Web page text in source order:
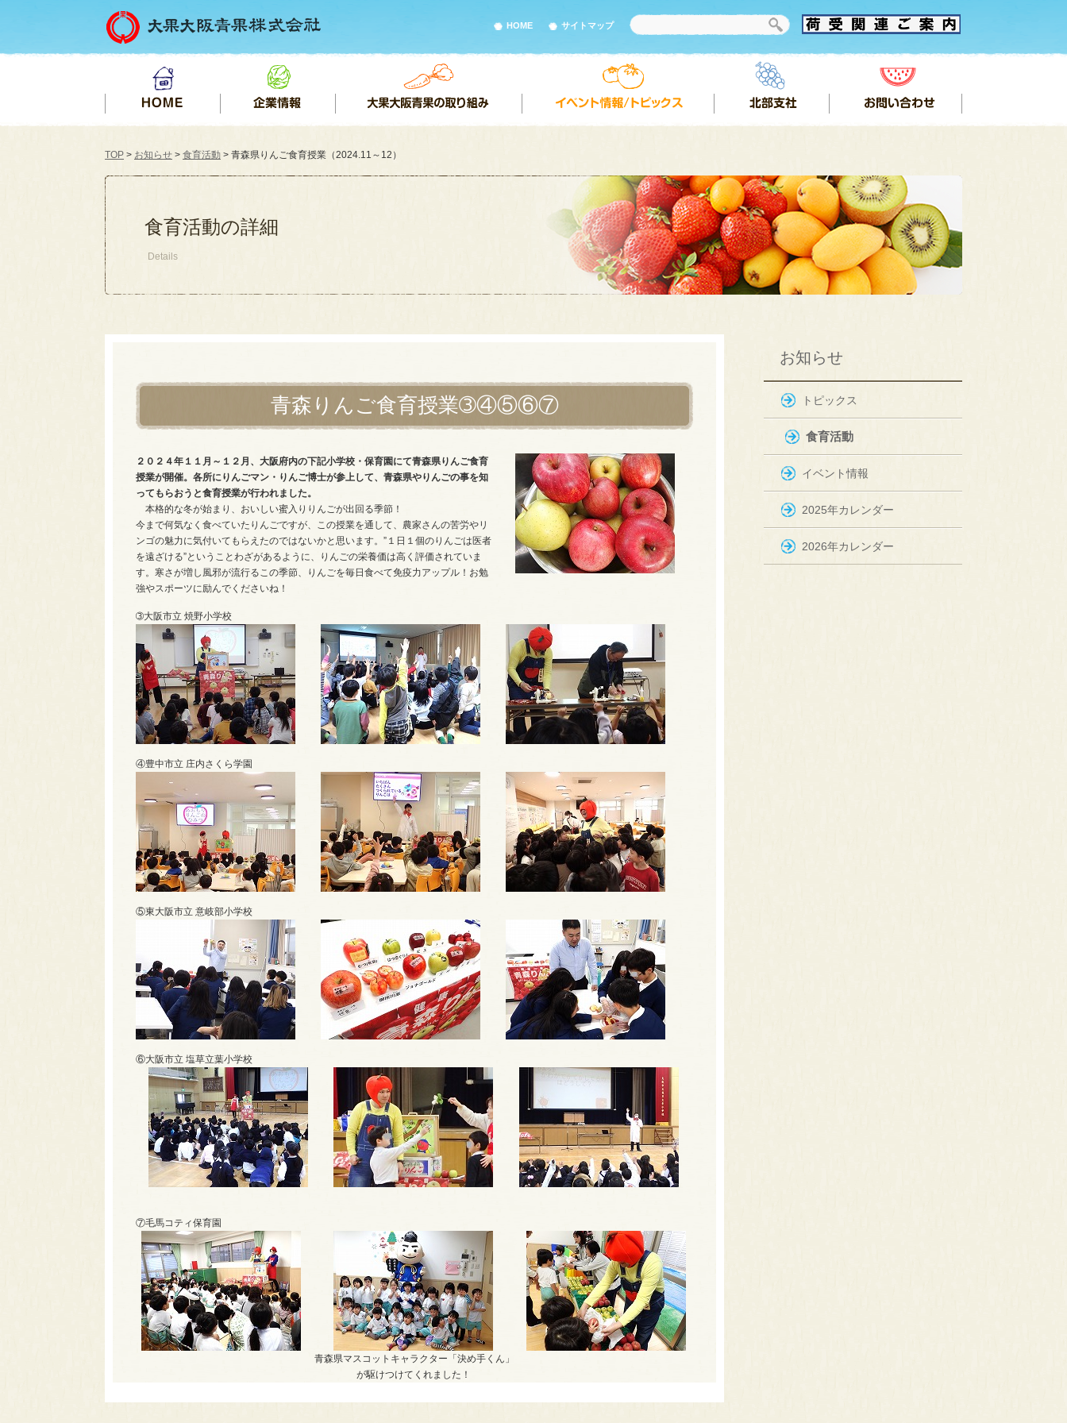
HOME サイトマップ
TOP > お知らせ > 食育活動 > 青森県りんご食育授業（2024.11～12）
食育活動の詳細
Details
青森りんご食育授業➂④⑤⑥⑦
２０２４年１１月～１２月、大阪府内の下記小学校・保育園にて青森県りんご食育
授業が開催。各所にりんごマン・りんご博士が参上して、青森県やりんごの事を知
ってもらおうと食育授業が行われました。
本格的な冬が始まり、おいしい蜜入りりんごが出回る季節！
今まで何気なく食べていたりんごですが、この授業を通して、農家さんの苦労やリ
ンゴの魅力に気付いてもらえたのではないかと思います。 ”１日１個のりんごは医者
を遠ざける”ということわざがあるように、りんごの栄養価は高く評価されていま
す。寒さが増し風邪が流行るこの季節、りんごを毎日食べて免疫力アップル！お勉
強やスポーツに励んでくださいね！
➂大阪市立 焼野小学校
④豊中市立 庄内さくら学園
⑤東大阪市立 意岐部小学校
⑥大阪市立 塩草立葉小学校
⑦毛馬コティ保育園
青森県マスコットキャラクター「決め手くん」
が駆けつけてくれました！
お知らせ
トピックス
食育活動
イベント情報
2025年カレンダー
2026年カレンダー